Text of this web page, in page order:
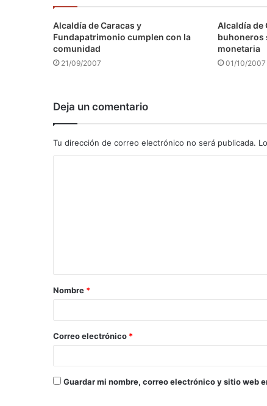
Alcaldía de Caracas y
Fundapatrimonio cumplen con la
comunidad
21/09/2007
Alcaldía de
buhoneros
monetaria
01/10/2007
Deja un comentario
Tu dirección de correo electrónico no será publicada.
a
r
*
Nombre *
Correo electrónico *
Guardar mi nombre, correo electrónico y sitio web